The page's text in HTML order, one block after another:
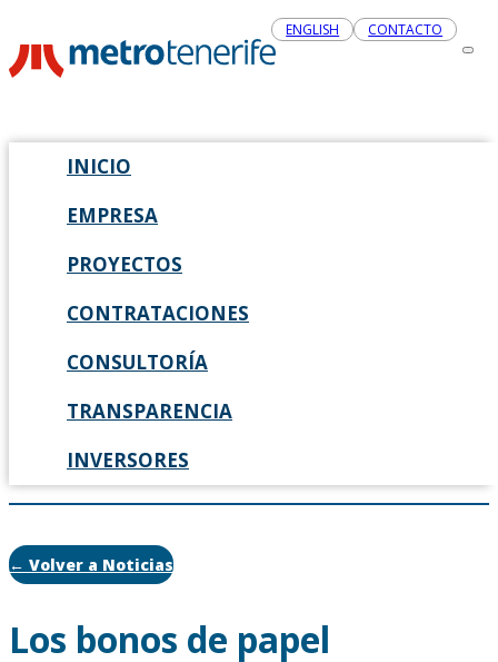
ENGLISH CONTACTO
INICIO
EMPRESA
PROYECTOS
CONTRATACIONES
CONSULTORÍA
TRANSPARENCIA
INVERSORES
← Volver a Noticias
Los bonos de papel